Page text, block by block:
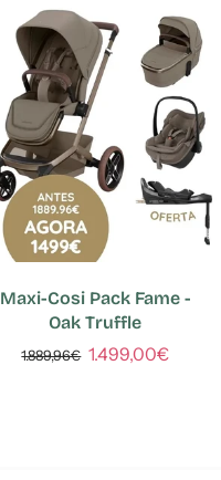
Maxi-Cosi Pack Fame -
Oak Truffle
1.889,96€ 1.499,00€